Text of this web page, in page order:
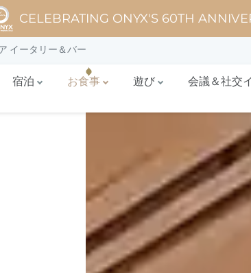
CELEBRATING ONYX'S 60TH
イータリー＆バー
宿泊 お食事 遊び 会議＆社交